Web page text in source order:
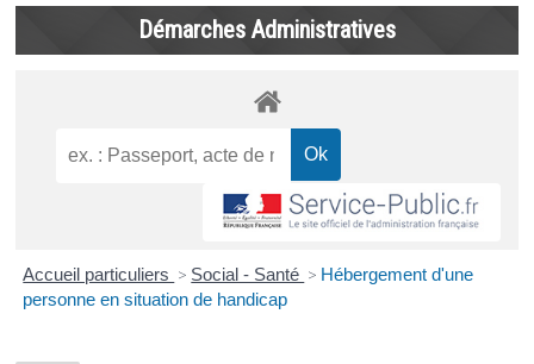
Démarches Administratives
Accueil particuliers > Social - Santé > Hébergement d'une
personne en situation de handicap